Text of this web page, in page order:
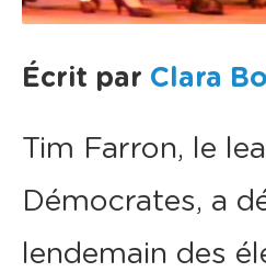
Écrit par Clara
Tim Farron, le
Démocrates, a
lendemain des